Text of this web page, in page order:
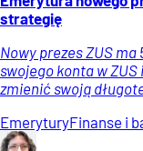
strategię
Nowy prezes ZUS
swojego konta w
zmienić swoją
EmeryturyFinanse i